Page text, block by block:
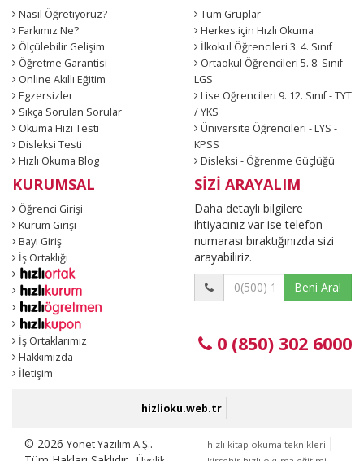
Nasıl Öğretiyoruz?
Farkımız Ne?
Ölçülebilir Gelişim
Öğretme Garantisi
Online Akıllı Eğitim
Egzersizler
Sıkça Sorulan Sorular
Okuma Hızı Testi
Disleksi Testi
Hızlı Okuma Blog
Tüm Gruplar
Herkes için Hızlı Okuma
İlkokul Öğrencileri 3. 4. Sınıf
Ortaokul Öğrencileri 5. 8. Sınıf -
LGS
Lise Öğrencileri 9. 12. Sınıf - TYT
/ YKS
Üniversite Öğrencileri - LYS -
KPSS
Disleksi - Öğrenme Güçlüğü
KURUMSAL
Öğrenci Girişi
Kurum Girişi
Bayi Giriş
İş Ortaklığı
İş Ortaklarımız
Hakkımızda
İletişim
SİZİ ARAYALIM
Daha detaylı bilgilere
ihtiyacınız var ise telefon
numarası bıraktığınızda sizi
arayabiliriz.
Beni Ara!
0 (850) 302 6000
hizlioku.web.tr
© 2026 Yönet Yazılım A.Ş..
hızlı kitap okuma teknikleri